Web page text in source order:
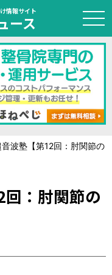
情報サイト
ース
波塾【第12回：肘関節の
：肘関節の